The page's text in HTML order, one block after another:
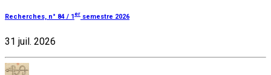
Recherches, n° 84 / 1er semestre 2026
31 juil. 2026